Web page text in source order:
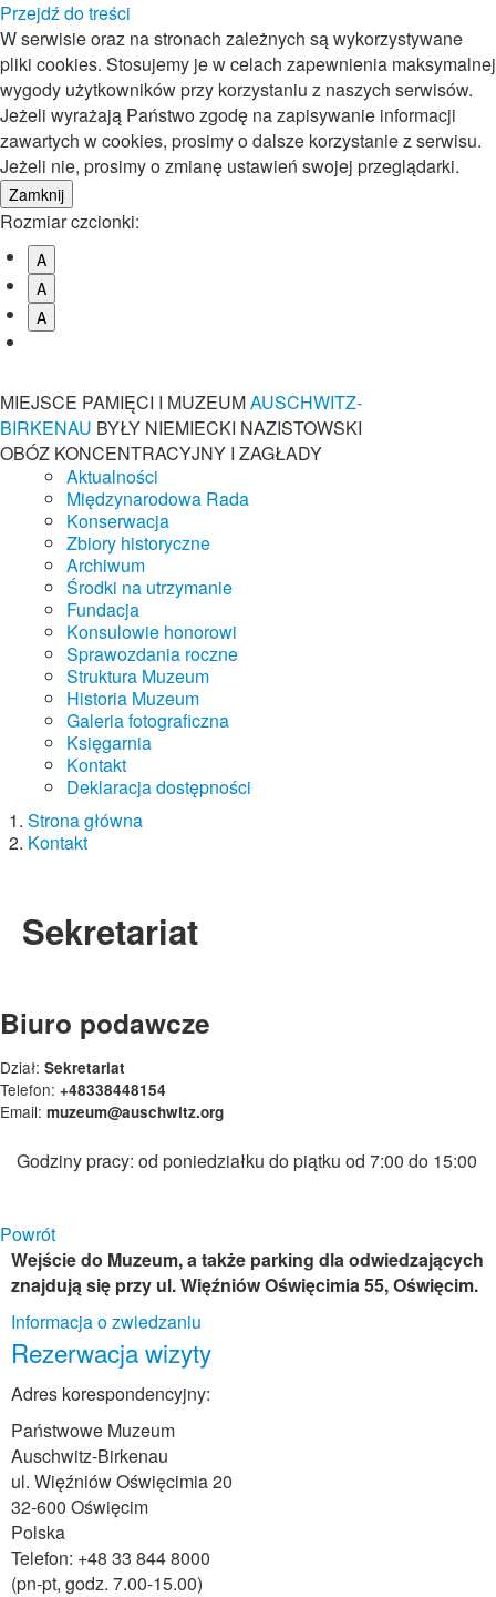
Przejdź do treści
W serwisie oraz na stronach zależnych są wykorzystywane
pliki cookies. Stosujemy je w celach zapewnienia maksymalnej
wygody użytkowników przy korzystaniu z naszych serwisów.
Jeżeli wyrażają Państwo zgodę na zapisywanie informacji
zawartych w cookies, prosimy o dalsze korzystanie z serwisu.
Jeżeli nie, prosimy o zmianę ustawień swojej przeglądarki.
Rozmiar czcionki:
A
A
A
MIEJSCE PAMIĘCI I MUZEUMAUSCHWITZ-
BIRKENAU BYŁY NIEMIECKI NAZISTOWSKI
OBÓZ KONCENTRACYJNY I ZAGŁADY
Aktualności
Międzynarodowa Rada
Konserwacja
Zbiory historyczne
Archiwum
Środki na utrzymanie
Fundacja
Konsulowie honorowi
Sprawozdania roczne
Struktura Muzeum
Historia Muzeum
Galeria fotograficzna
Księgarnia
Kontakt
Deklaracja dostępności
Strona główna
Kontakt
Sekretariat
Biuro podawcze
Dział: Sekretariat
Telefon: +48338448154
Email: muzeum@auschwitz.org
Godziny pracy: od poniedziałku do piątku od 7:00 do 15:00
Powrót
Wejście do Muzeum, a także parking dla odwiedzających
znajdują się przy ul. Więźniów Oświęcimia 55, Oświęcim.
Informacja o zwiedzaniu
Rezerwacja wizyty
Adres korespondencyjny:
Państwowe Muzeum
Auschwitz-Birkenau
ul. Więźniów Oświęcimia 20
32-600 Oświęcim
Polska
Telefon: +48 33 844 8000
(pn-pt, godz. 7.00-15.00)